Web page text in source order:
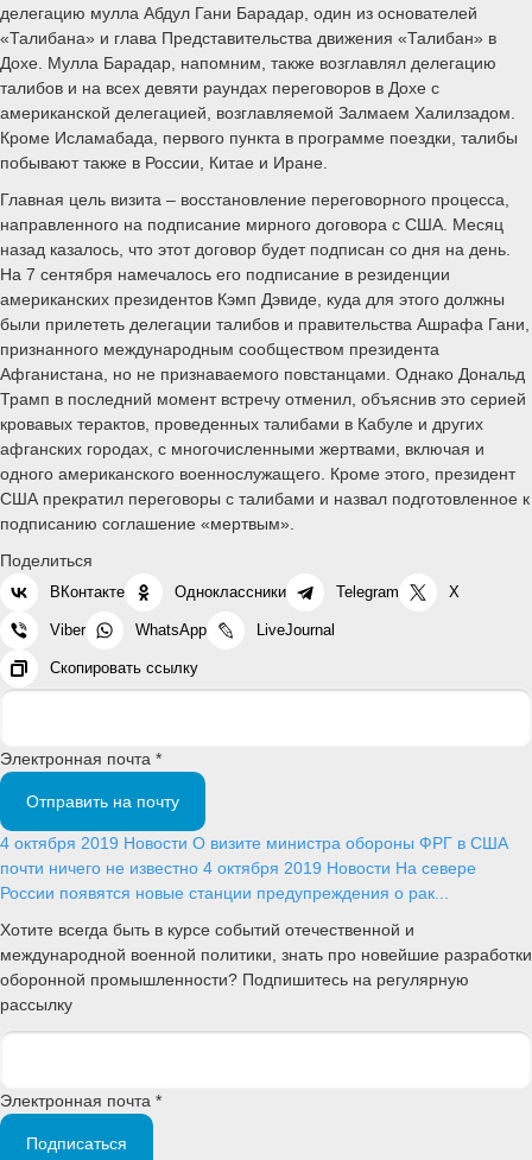
делегацию мулла Абдул Гани Барадар, один из основателей
«Талибана» и глава Представительства движения «Талибан» в
Дохе. Мулла Барадар, напомним, также возглавлял делегацию
талибов и на всех девяти раундах переговоров в Дохе с
американской делегацией, возглавляемой Залмаем Халилзадом.
Кроме Исламабада, первого пункта в программе поездки, талибы
побывают также в России, Китае и Иране.
Главная цель визита – восстановление переговорного процесса,
направленного на подписание мирного договора с США. Месяц
назад казалось, что этот договор будет подписан со дня на день.
На 7 сентября намечалось его подписание в резиденции
американских президентов Кэмп Дэвиде, куда для этого должны
были прилететь делегации талибов и правительства Ашрафа Гани,
признанного международным сообществом президента
Афганистана, но не признаваемого повстанцами. Однако Дональд
Трамп в последний момент встречу отменил, объяснив это серией
кровавых терактов, проведенных талибами в Кабуле и других
афганских городах, с многочисленными жертвами, включая и
одного американского военнослужащего. Кроме этого, президент
США прекратил переговоры с талибами и назвал подготовленное к
подписанию соглашение «мертвым».
Поделиться
ВКонтакте Одноклассники Telegram X
Viber WhatsApp LiveJournal
Скопировать ссылку
Электронная почта *
Отправить на почту
4 октября 2019 Новости О визите министра обороны ФРГ в США
почти ничего не известно 4 октября 2019 Новости На севере
России появятся новые станции предупреждения о рак...
Хотите всегда быть в курсе событий отечественной и
международной военной политики, знать про новейшие разработки
оборонной промышленности? Подпишитесь на регулярную
рассылку
Электронная почта *
Подписаться